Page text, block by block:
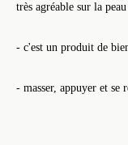
très agréable sur la peau
- c'est un produit de
- masser, appuyer et se